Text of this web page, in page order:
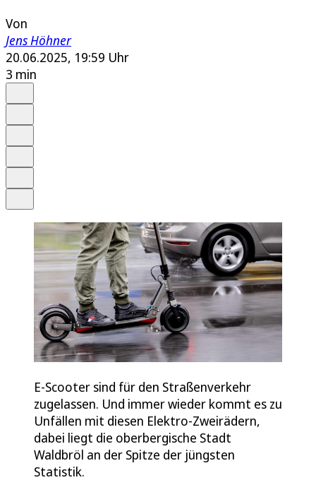
Von
Jens Höhner
20.06.2025, 19:59 Uhr
3 min
E-Scooter sind für den Straßenverkehr
zugelassen. Und immer wieder kommt es zu
Unfällen mit diesen Elektro-Zweirädern,
dabei liegt die oberbergische Stadt
Waldbröl an der Spitze der jüngsten
Statistik.